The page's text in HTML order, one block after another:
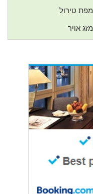
מפת טירול
מזג אויר